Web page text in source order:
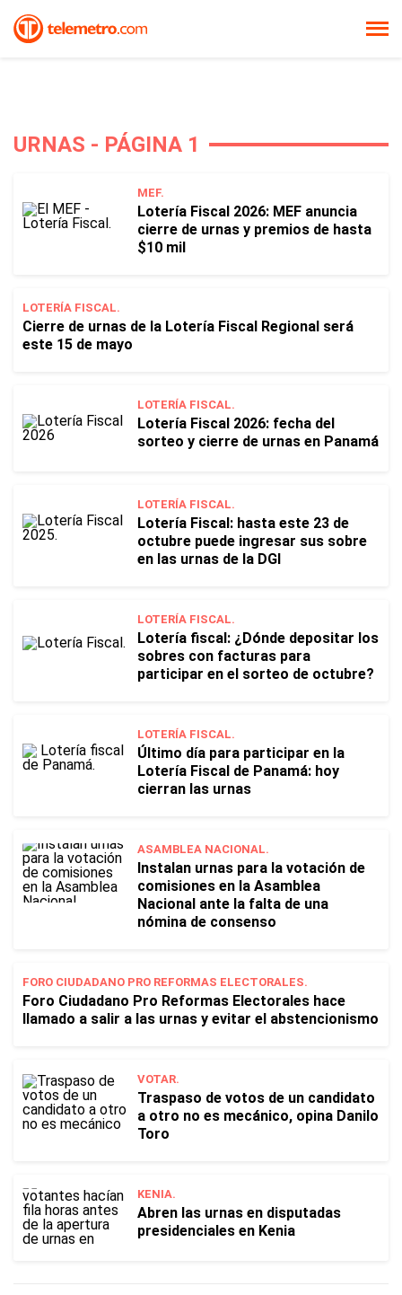
URNAS - PÁGINA 1
MEF.
Lotería Fiscal 2026: MEF anuncia
cierre de urnas y premios de hasta
$10 mil
LOTERÍA FISCAL.
Cierre de urnas de la Lotería Fiscal Regional será
este 15 de mayo
LOTERÍA FISCAL.
Lotería Fiscal 2026: fecha del
sorteo y cierre de urnas en Panamá
LOTERÍA FISCAL.
Lotería Fiscal: hasta este 23 de
octubre puede ingresar sus sobre
en las urnas de la DGI
LOTERÍA FISCAL.
Lotería fiscal: ¿Dónde depositar los
sobres con facturas para
participar en el sorteo de octubre?
LOTERÍA FISCAL.
Último día para participar en la
Lotería Fiscal de Panamá: hoy
cierran las urnas
ASAMBLEA NACIONAL.
Instalan urnas para la votación de
comisiones en la Asamblea
Nacional ante la falta de una
nómina de consenso
FORO CIUDADANO PRO REFORMAS ELECTORALES.
Foro Ciudadano Pro Reformas Electorales hace
llamado a salir a las urnas y evitar el abstencionismo
VOTAR.
Traspaso de votos de un candidato
a otro no es mecánico, opina Danilo
Toro
KENIA.
Abren las urnas en disputadas
presidenciales en Kenia